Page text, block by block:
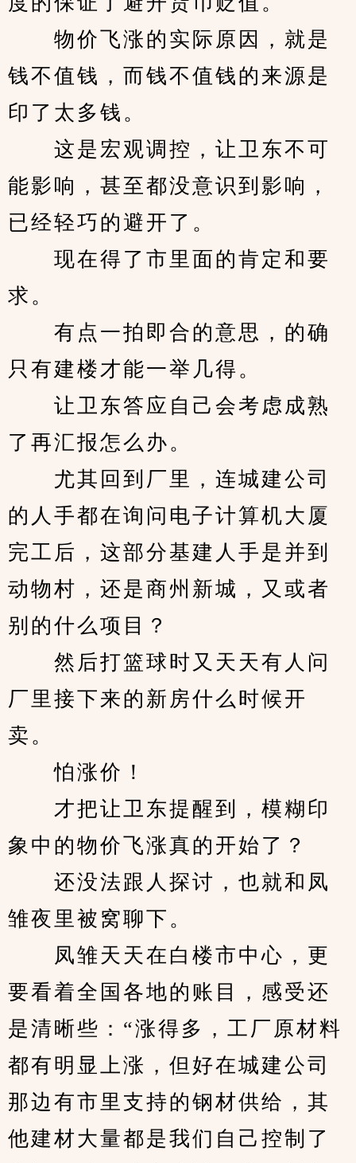
物价飞涨的实际原因，就是
钱不值钱，而钱不值钱的来源是
印了太多钱。
这是宏观调控，让卫东不可
能影响，甚至都没意识到影响，
已经轻巧的避开了。
现在得了市里面的肯定和要
求。
有点一拍即合的意思，的确
只有建楼才能一举几得。
让卫东答应自己会考虑成熟
了再汇报怎么办。
尤其回到厂里，连城建公司
的人手都在询问电子计算机大厦
完工后，这部分基建人手是并到
动物村，还是商州新城，又或者
别的什么项目？
然后打篮球时又天天有人问
厂里接下来的新房什么时候开
卖。
怕涨价！
才把让卫东提醒到，模糊印
象中的物价飞涨真的开始了？
还没法跟人探讨，也就和凤
雏夜里被窝聊下。
凤雏天天在白楼市中心，更
要看着全国各地的账目，感受还
是清晰些：“涨得多，工厂原材料
都有明显上涨，但好在城建公司
那边有市里支持的钢材供给，其
他建材大量都是我们自己控制了